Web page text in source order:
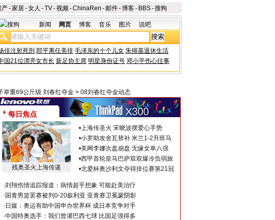
产-家居-女人 -TV-视频-ChinaRen -邮件-博客- BBS-搜狗
新闻 网页 博客 音乐 图片 说吧
佳注射死刑 郎平离任美排 毛泽东的十个儿女 朱镕基退休生活
国21位漂亮女市长 新足协主席 明星身份证号 邓小平伤心往事
举重69公斤级 刘春红夺金 > 08刘春红夺金动态
每日焦点
残奥圣火上海传递
•上海传圣火 宋晓波摆爱心手势
•小罗助攻舍瓦替补 米兰1-2升班马
•美网李娜次盘崩盘 无缘女单八强
•西甲首轮皇马巴萨双双爆冷负弱旅
•北爱杯奥沙利文夺得排位赛第21冠
·刘翔伤情追踪报道：病情超乎想象 可能赴美治疗
· 国青男篮罢赛被判0-20叙利亚 亚青赛卫冕蒙阴影
· 日媒：奥运有助中国申办世界杯 成日本竞争对手
·中国特奥选手：我们曾灌巴西七球 比国足强得多